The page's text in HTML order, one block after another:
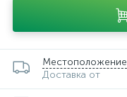
Местоположение
Доставка от